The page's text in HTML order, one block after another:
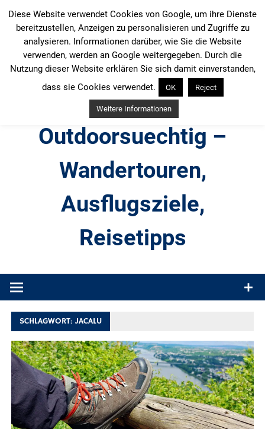
Inhalt
springen
Outdoorsuechtig –
Wandertouren,
Ausflugsziele,
Reisetipps
Produkttests und Buchrezensionen. Ein Blog für alle, die gern
SCHLAGWORT:JACALU
Diese Website verwendet Cookies von Google, um ihre Dienste
bereitzustellen, Anzeigen zu personalisieren und Zugriffe zu
analysieren. Informationen darüber, wie Sie die Website
verwenden, werden an Google weitergegeben. Durch die
Nutzung dieser Website erklären Sie sich damit einverstanden,
dass sie Cookies verwendet.
OK Reject
Weitere Informationen